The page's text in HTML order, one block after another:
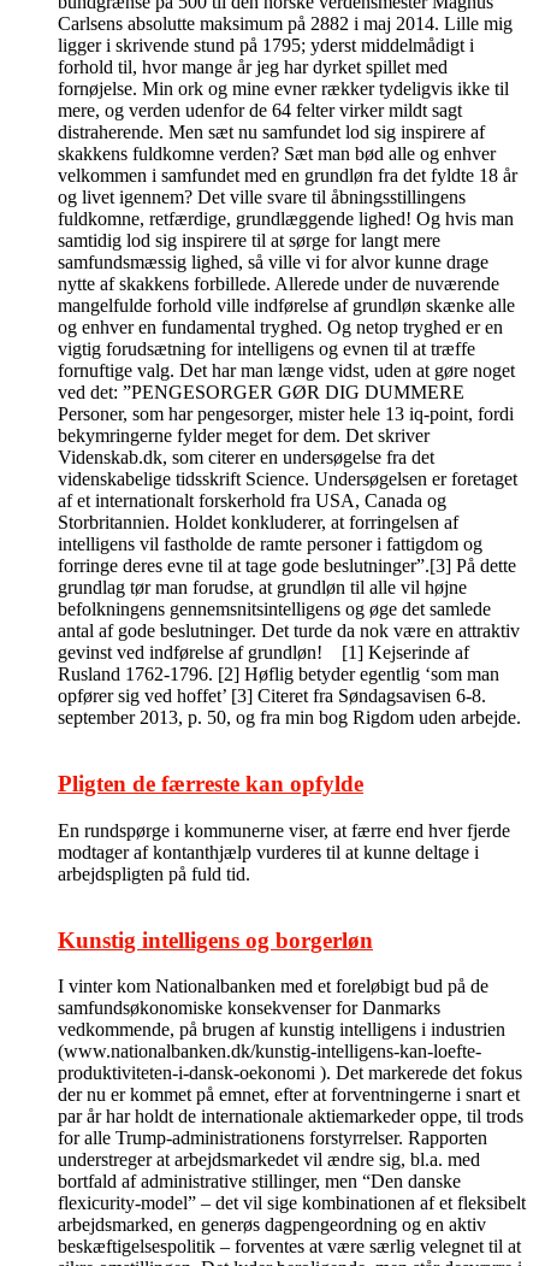
Carlsens absolutte maksimum på 2882 i maj 2014. Lille mig
ligger i skrivende stund på 1795; yderst middelmådigt i
forhold til, hvor mange år jeg har dyrket spillet med
fornøjelse. Min ork og mine evner rækker tydeligvis ikke til
mere, og verden udenfor de 64 felter virker mildt sagt
distraherende. Men sæt nu samfundet lod sig inspirere af
skakkens fuldkomne verden? Sæt man bød alle og enhver
velkommen i samfundet med en grundløn fra det fyldte 18 år
og livet igennem? Det ville svare til åbningsstillingens
fuldkomne, retfærdige, grundlæggende lighed! Og hvis man
samtidig lod sig inspirere til at sørge for langt mere
samfundsmæssig lighed, så ville vi for alvor kunne drage
nytte af skakkens forbillede. Allerede under de nuværende
mangelfulde forhold ville indførelse af grundløn skænke alle
og enhver en fundamental tryghed. Og netop tryghed er en
vigtig forudsætning for intelligens og evnen til at træffe
fornuftige valg. Det har man længe vidst, uden at gøre noget
ved det: ”PENGESORGER GØR DIG DUMMERE
Personer, som har pengesorger, mister hele 13 iq-point, fordi
bekymringerne fylder meget for dem. Det skriver
Videnskab.dk, som citerer en undersøgelse fra det
videnskabelige tidsskrift Science. Undersøgelsen er foretaget
af et internationalt forskerhold fra USA, Canada og
Storbritannien. Holdet konkluderer, at forringelsen af
intelligens vil fastholde de ramte personer i fattigdom og
forringe deres evne til at tage gode beslutninger”.[3] På dette
grundlag tør man forudse, at grundløn til alle vil højne
befolkningens gennemsnitsintelligens og øge det samlede
antal af gode beslutninger. Det turde da nok være en attraktiv
gevinst ved indførelse af grundløn! [1] Kejserinde af
Rusland 1762-1796. [2] Høflig betyder egentlig ‘som man
opfører sig ved hoffet’ [3] Citeret fra Søndagsavisen 6-8.
september 2013, p. 50, og fra min bog Rigdom uden arbejde.
Pligten de færreste kan opfylde
En rundspørge i kommunerne viser, at færre end hver fjerde
modtager af kontanthjælp vurderes til at kunne deltage i
arbejdspligten på fuld tid.
Kunstig intelligens og borgerløn
I vinter kom Nationalbanken med et foreløbigt bud på de
samfundsøkonomiske konsekvenser for Danmarks
vedkommende, på brugen af kunstig intelligens i industrien
(www.nationalbanken.dk/kunstig-intelligens-kan-loefte-
produktiviteten-i-dansk-oekonomi ). Det markerede det fokus
der nu er kommet på emnet, efter at forventningerne i snart et
par år har holdt de internationale aktiemarkeder oppe, til trods
for alle Trump-administrationens forstyrrelser. Rapporten
understreger at arbejdsmarkedet vil ændre sig, bl.a. med
bortfald af administrative stillinger, men “Den danske
flexicurity-model” – det vil sige kombinationen af et fleksibelt
arbejdsmarked, en generøs dagpengeordning og en aktiv
beskæftigelsespolitik – forventes at være særlig velegnet til at